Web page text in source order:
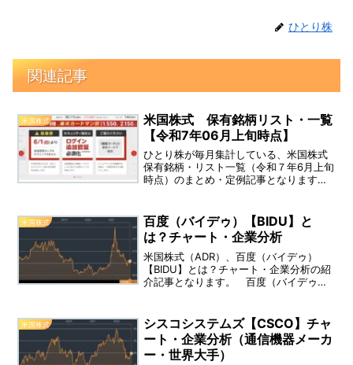
ひとり株
関連記事
米国株式
米国株式 保有銘柄リスト・一覧
【令和7年06月上旬時点】
ひとり株が毎月集計している、米国株式
保有銘柄・リスト一覧（令和７年6月上旬
時点）のまとめ・定例記事となります。
米国株式
百度（バイデゥ）【BIDU】と
は？チャート・企業分析
米国株式（ADR）、百度（バイデゥ）
【BIDU】とは？チャート・企業分析の紹
介記事となります。 百度（バイデゥ）
サイトを提供している会社です。 事業
内容：2つの事業セグメントを運営してい
ます。
米国株式
シスコシステムズ【CSCO】チャ
ート・企業分析（通信機器メーカ
ー・世界大手）